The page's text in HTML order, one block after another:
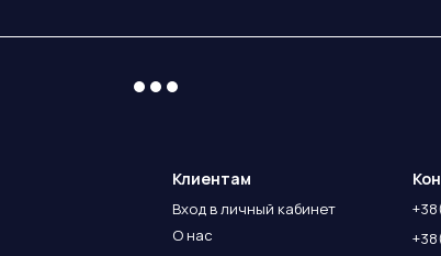
Клиентам
Вход в личный кабинет
О нас